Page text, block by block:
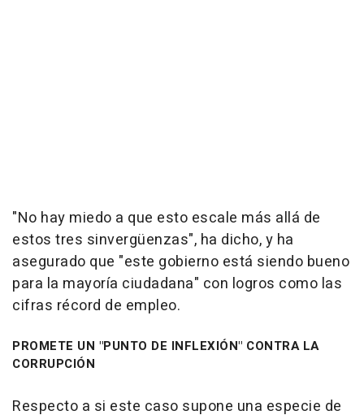
"No hay miedo a que esto escale más allá de
estos tres sinvergüenzas", ha dicho, y ha
asegurado que "este gobierno está siendo bueno
para la mayoría ciudadana" con logros como las
cifras récord de empleo.
PROMETE UN "PUNTO DE INFLEXIÓN" CONTRA LA
CORRUPCIÓN
Respecto a si este caso supone una especie de